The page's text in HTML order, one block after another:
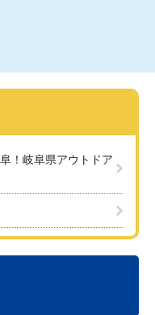
！岐阜県アウトドア